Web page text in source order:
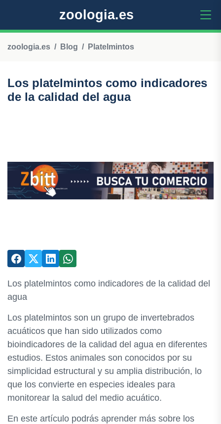
zoologia.es
zoologia.es Blog Platelmintos
Los platelmintos como indicadores
de la calidad del agua
Los platelmintos como indicadores de la calidad del
agua
Los platelmintos son un grupo de invertebrados
acuáticos que han sido utilizados como
bioindicadores de la calidad del agua en diferentes
estudios. Estos animales son conocidos por su
simplicidad estructural y su amplia distribución, lo
que los convierte en especies ideales para
monitorear la salud del medio acuático.
En este artículo podrás aprender más sobre los